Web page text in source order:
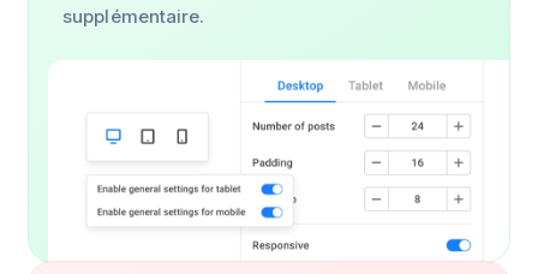
supplémentaire.